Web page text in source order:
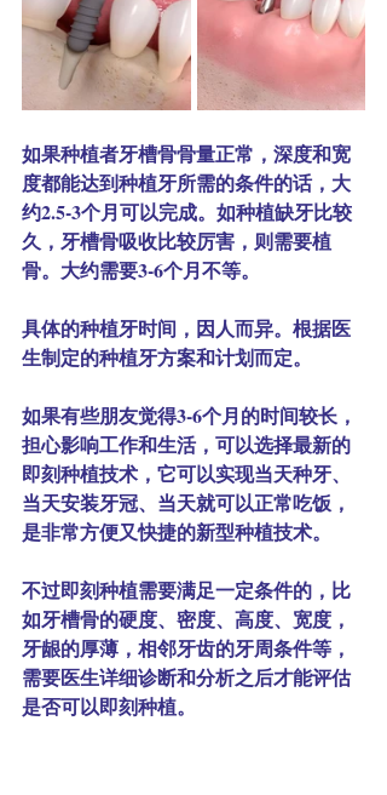
如果种植者牙槽骨骨量正常，深度和宽
度都能达到种植牙所需的条件的话，大
约2.5-3个月可以完成。如种植缺牙比较
久，牙槽骨吸收比较厉害，则需要植
骨。大约需要3-6个月不等。
具体的种植牙时间，因人而异。根据医
生制定的种植牙方案和计划而定。
如果有些朋友觉得3-6个月的时间较长，
担心影响工作和生活，可以选择最新的
即刻种植技术，它可以实现当天种牙、
当天安装牙冠、当天就可以正常吃饭，
是非常方便又快捷的新型种植技术。
不过即刻种植需要满足一定条件的，比
如牙槽骨的硬度、密度、高度、宽度，
牙龈的厚薄，相邻牙齿的牙周条件等，
需要医生详细诊断和分析之后才能评估
是否可以即刻种植。